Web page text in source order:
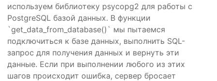
используем библиотеку psycopg2 для работы с
PostgreSQL базой данных. В функции
`get_data_from_database()` мы пытаемся
подключиться к базе данных, выполнить SQL-
запрос для получения данных и вернуть эти
данные. Если при выполнении любого из этих
шагов происходит ошибка, сервер бросает